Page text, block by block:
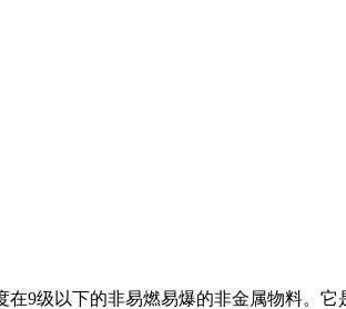
9级以下的非易燃易爆的非金属物料。它